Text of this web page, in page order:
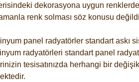
dekorasyona uygun
renk solması söz konusu
panel radyatörler standart askı
radyatörleri standart panel
tesisatınızda herhangi bir